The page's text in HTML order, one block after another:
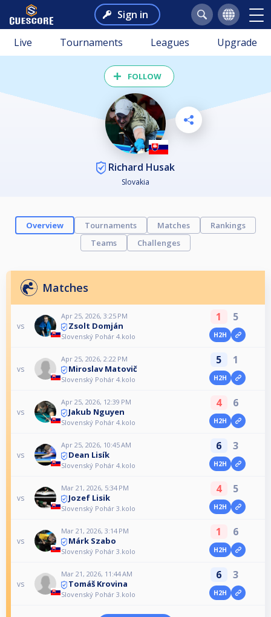
Sign in
Live Tournaments Leagues Upgrade
FOLLOW
Richard Husak
Slovakia
Overview Tournaments Matches
Rankings
Teams
Challenges
Matches
vs
Apr 25, 2026, 3:25 PM
Zsolt Domján
Slovenský Pohár 4.kolo
1 5
H2H
vs
Apr 25, 2026, 2:22 PM
Miroslav Matovič
Slovenský Pohár 4.kolo
5 1
H2H
vs
Apr 25, 2026, 12:39 PM
Jakub Nguyen
Slovenský Pohár 4.kolo
4 6
H2H
vs
Apr 25, 2026, 10:45 AM
Dean Lisík
Slovenský Pohár 4.kolo
6 3
H2H
vs
Mar 21, 2026, 5:34 PM
Jozef Lisik
Slovenský Pohár 3.kolo
4 5
H2H
vs
Mar 21, 2026, 3:14 PM
Márk Szabo
Slovenský Pohár 3.kolo
1 6
H2H
vs
Mar 21, 2026, 11:44 AM
Tomáš Krovina
Slovenský Pohár 3.kolo
6 3
H2H